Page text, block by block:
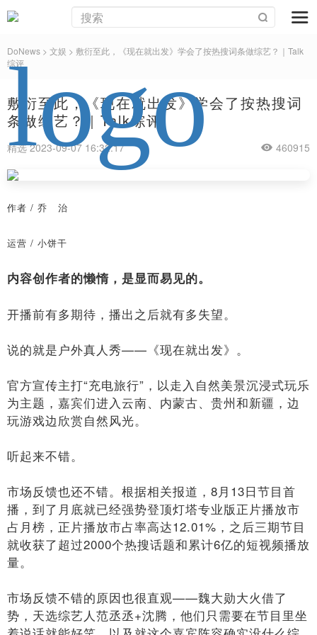
DoNews > 文娱 > 敷衍至此，《现在就出发》学会了按热搜词条做综艺？｜Talk
综评
敷衍至此，《现在就出发》学会了按热搜词
条做综艺？｜Talk综评
精选 2023-09-07 16:32:17 460915
作者 / 乔 治
运营 / 小饼干
内容创作者的懒惰，是显而易见的。
开播前有多期待，播出之后就有多失望。
说的就是户外真人秀——《现在就出发》。
官方宣传主打“充电旅行”，以走入自然美景沉浸式玩乐
为主题，嘉宾们进入云南、内蒙古、贵州和新疆，边
玩游戏边欣赏自然风光。
听起来不错。
市场反馈也还不错。根据相关报道，8月13日节目首
播，到了月底就已经强势登顶灯塔专业版正片播放市
占月榜，正片播放市占率高达12.01%，之后三期节目
就收获了超过2000个热搜话题和累计6亿的短视频播放
量。
市场反馈不错的原因也很直观——魏大勋大火借了
势，天选综艺人范丞丞+沈腾，他们只需要在节目里坐